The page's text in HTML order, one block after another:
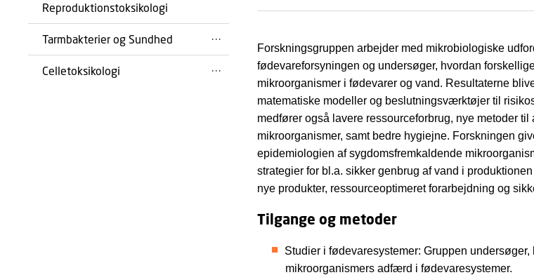
Reproduktionstoksikologi
Tarmbakterier og Sundhed
Celletoksikologi
Forskningsgruppen arbejder med mikrobiologiske
fødevareforsyningen og undersøger, hvordan
mikroorganismer i fødevarer og vand. Resultaterne
matematiske modeller og beslutningsværktøjer til
medfører også lavere ressourceforbrug, nye metoder til
mikroorganismer, samt bedre hygiejne. Forskningen
epidemiologien af sygdomsfremkaldende
strategier for bl.a. sikker genbrug af vand i
nye produkter, ressourceoptimeret forarbejdning og
Tilgange og metoder
Studier i fødevaresystemer: Gruppen
mikroorganismers adfærd i fødevaresystemer.